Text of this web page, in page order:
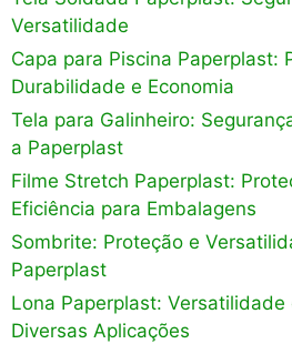
Versatilidade
Capa para Piscina Paperplast:
Durabilidade e Economia
Tela para Galinheiro:
a Paperplast
Filme Stretch Paperplast:
Eficiência para Embalagens
Sombrite: Proteção e
Paperplast
Lona Paperplast:
Diversas Aplicações